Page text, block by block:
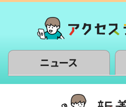
ニュース